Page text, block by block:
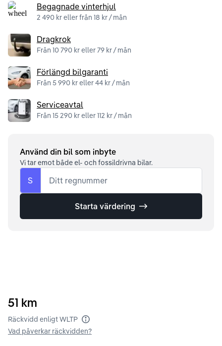
Begagnade vinterhjul
2 490 kr eller från 18 kr / mån
Dragkrok
Från 10 790 kr eller 79 kr / mån
Förlängd bilgaranti
Från 5 990 kr eller 44 kr / mån
Serviceavtal
Från 15 290 kr eller 112 kr / mån
Använd din bil som inbyte
Vi tar emot både el- och fossildrivna bilar.
S Ditt regnummer
Starta värdering
51 km
Räckvidd enligt WLTP
Vad påverkar räckvidden?